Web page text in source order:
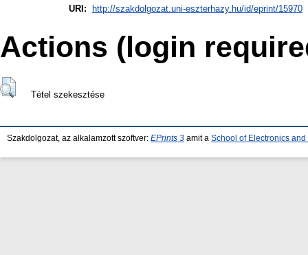
URI:
http://szakdolgozat.uni-eszterhazy.hu/id/eprint/15970
Actions (login
Tétel szekesztése
Szakdolgozat, az alkalamzott szoftver: EPrints 3 amit a School of Electronics